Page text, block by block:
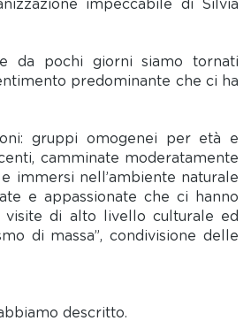
impeccabile di Silvia
da pochi giorni siamo tornati
predominante che ci ha
gruppi omogenei per età e
camminate moderatamente
immersi nell’ambiente naturale
e appassionate che ci hanno
di alto livello culturale ed
di massa”, condivisione delle
descritto.